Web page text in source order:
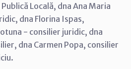
Locală, dna Ana Maria
dna Florina Ispas,
- consilier juridic, dna
dna Carmen Popa, consilier